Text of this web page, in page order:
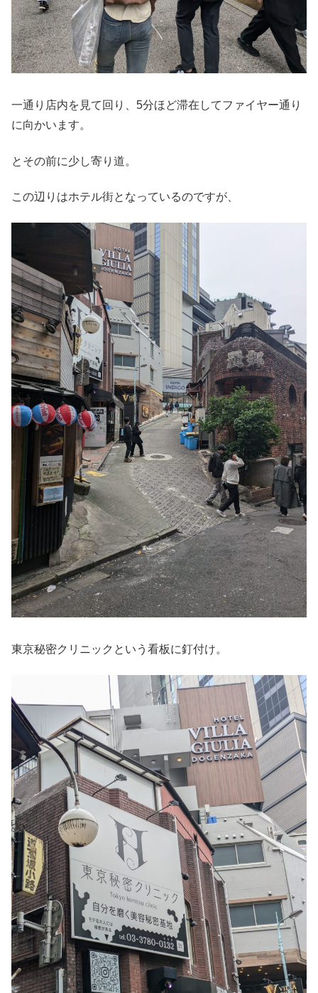
一通り店内を見て回り、5分ほど滞在してファイヤー通り
に向かいます。
とその前に少し寄り道。
この辺りはホテル街となっているのですが、
東京秘密クリニックという看板に釘付け。